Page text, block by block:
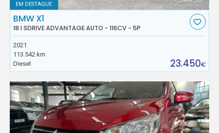
EM DESTAQUE
BMW X1
18 I SDRIVE ADVANTAGE AUTO - 116CV - 5P
2021
113.542 km
Diesel
23.450€